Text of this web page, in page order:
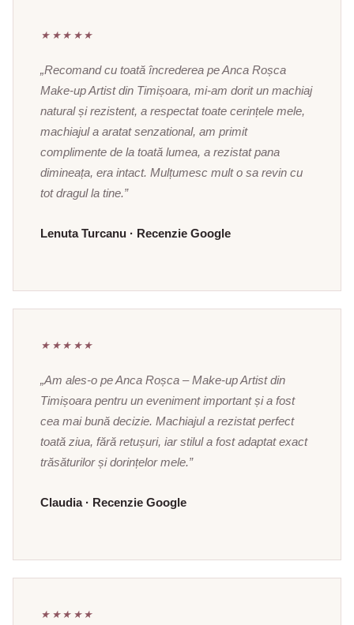
★★★★★
„Recomand cu toată încrederea pe Anca Roșca
Make-up Artist din Timișoara, mi-am dorit un machiaj
natural și rezistent, a respectat toate cerințele mele,
machiajul a aratat senzational, am primit
complimente de la toată lumea, a rezistat pana
dimineața, era intact. Mulțumesc mult o sa revin cu
tot dragul la tine.”
Lenuta Turcanu · Recenzie Google
★★★★★
„Am ales-o pe Anca Roșca – Make-up Artist din
Timișoara pentru un eveniment important și a fost
cea mai bună decizie. Machiajul a rezistat perfect
toată ziua, fără retușuri, iar stilul a fost adaptat exact
trăsăturilor și dorințelor mele.”
Claudia · Recenzie Google
★★★★★